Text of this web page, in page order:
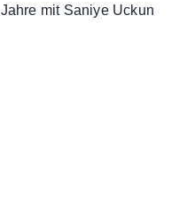
mit Saniye Uckun